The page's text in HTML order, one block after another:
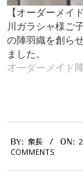
【オーダーメイ
川ガラシャ様ご
の陣羽織を創ら
ました。
オーダーメイド
01-
BY: 衆長 ON:
COMMENTS